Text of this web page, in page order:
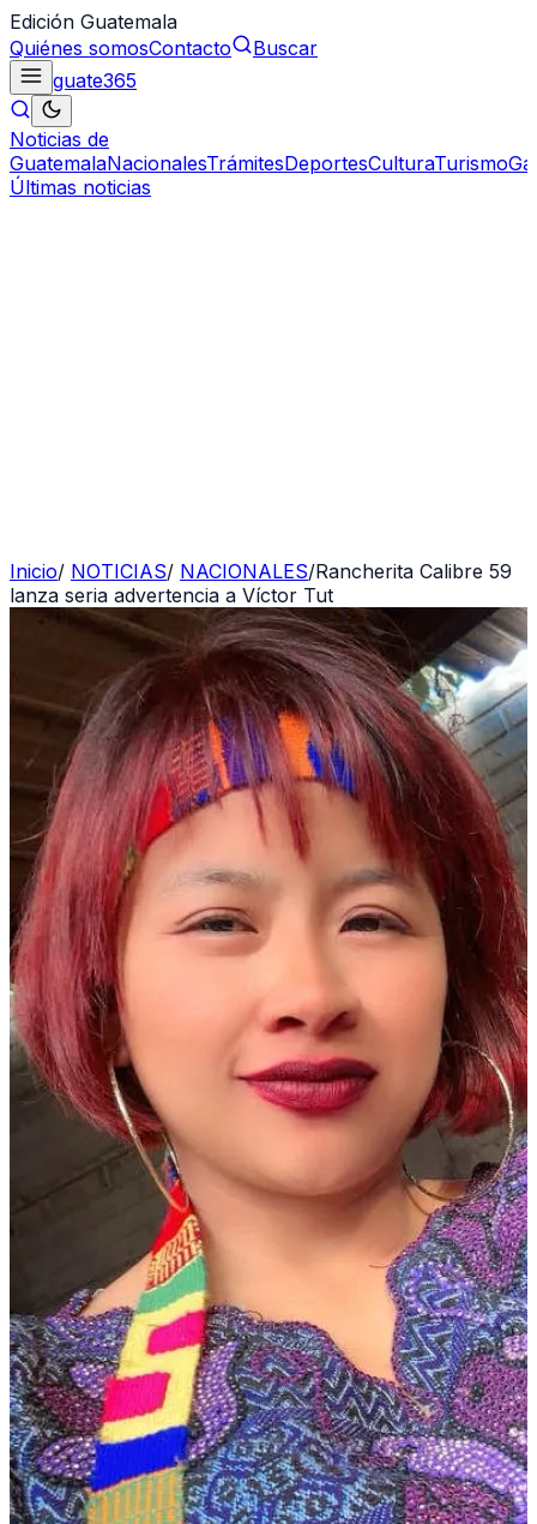
Edición Guatemala
Quiénes somosContacto
Buscar
guate365
Noticias de
GuatemalaNacionalesTrámitesDeportesCulturaTurismo
Últimas noticias
Inicio/ NOTICIAS/ NACIONALES/Rancherita Calibre 59
lanza seria advertencia a Víctor Tut